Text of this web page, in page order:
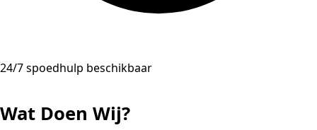
24/7 spoedhulp beschikbaar
Wat Doen Wij?